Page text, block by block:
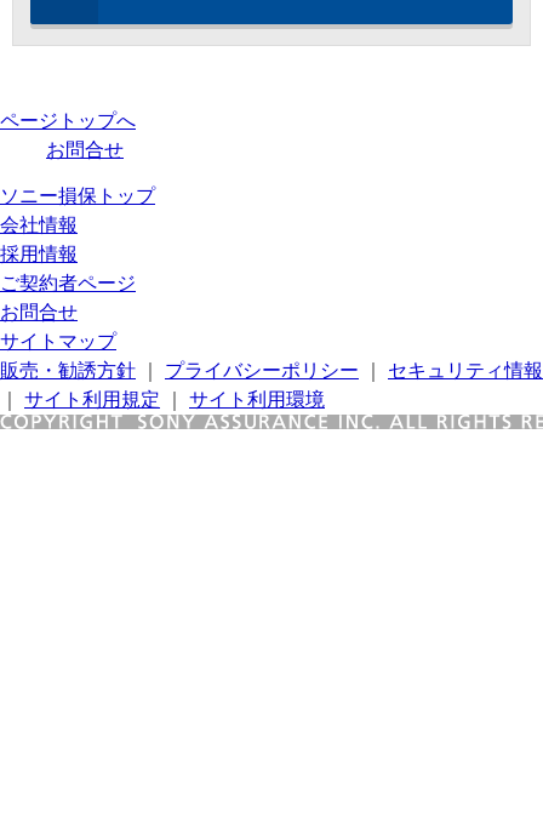
ページトップへ
お問合せ
ソニー損保トップ
会社情報
採用情報
ご契約者ページ
お問合せ
サイトマップ
販売・勧誘方針
プライバシーポリシー
セキュリティ情報
サイト利用規定 サイト利用環境